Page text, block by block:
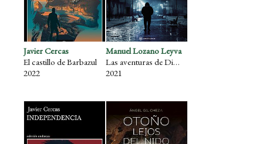
Javier Cercas
El castillo de Barbazul
2022
Manuel Lozano Leyva
Las aventuras de Diego Pardo: policía y matemático
2021